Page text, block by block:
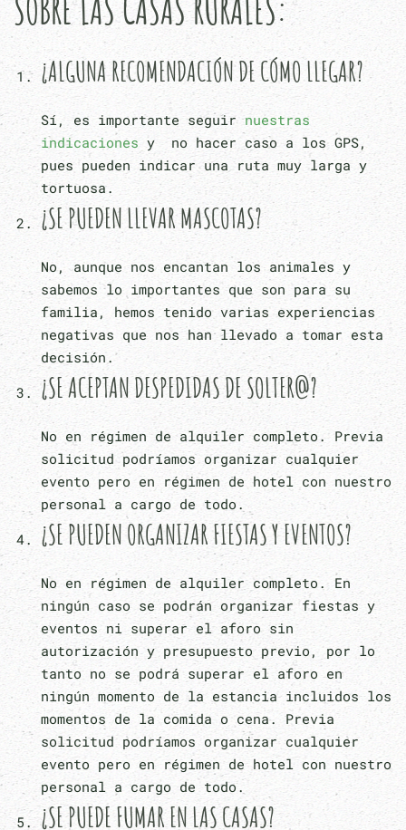
¿ALGUNA RECOMENDACIÓN DE CÓMO LLEGAR?
Sí, es importante seguirnuestras
indicaciones y no hacer caso a los GPS,
pues pueden indicar una ruta muy larga y
tortuosa.
¿SE PUEDEN LLEVAR MASCOTAS?
No, aunque nos encantan los animales y
sabemos lo importantes que son para su
familia, hemos tenido varias experiencias
negativas que nos han llevado a tomar esta
decisión.
¿SE ACEPTAN DESPEDIDAS DE SOLTER@?
No en régimen de alquiler completo. Previa
solicitud podríamos organizar cualquier
evento pero en régimen de hotel con nuestro
personal a cargo de todo.
¿SE PUEDEN ORGANIZAR FIESTAS Y EVENTOS?
No en régimen de alquiler completo. En
ningún caso se podrán organizar fiestas y
eventos ni superar el aforo sin
autorización y presupuesto previo, por lo
tanto no se podrá superar el aforo en
ningún momento de la estancia incluidos los
momentos de la comida o cena. Previa
solicitud podríamos organizar cualquier
evento pero en régimen de hotel con nuestro
personal a cargo de todo.
¿SE PUEDE FUMAR EN LAS CASAS?